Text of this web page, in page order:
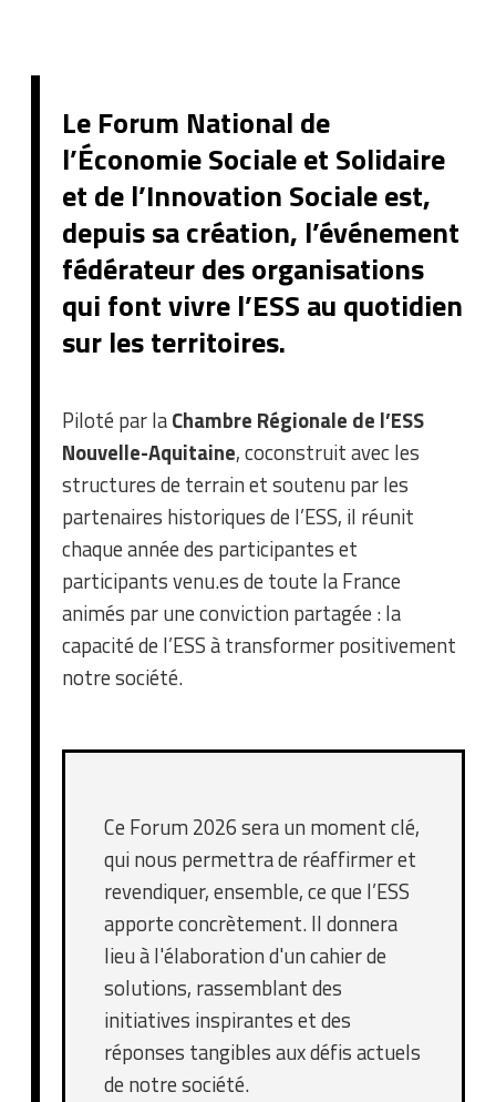
Le Forum National de
l’Économie Sociale et Solidaire
et de l’Innovation Sociale est,
depuis sa création, l’événement
fédérateur des organisations
qui font vivre l’ESS au quotidien
sur les territoires.
Piloté par laChambre Régionale de l’ESS
Nouvelle-Aquitaine, coconstruit avec les
structures de terrain et soutenu par les
partenaires historiques de l’ESS, il réunit
chaque année des participantes et
participants venu.es de toute la France
animés par une conviction partagée : la
capacité de l’ESS à transformer positivement
notre société.
Ce Forum 2026 sera un moment clé,
qui nous permettra de réaffirmer et
revendiquer, ensemble, ce que l’ESS
apporte concrètement. Il donnera
lieu à l'élaboration d'un cahier de
solutions, rassemblant des
initiatives inspirantes et des
réponses tangibles aux défis actuels
de notre société.